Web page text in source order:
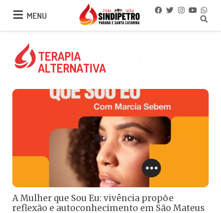
MENU
MENU
TERAPIA
ALTERNATIVA
A Mulher que Sou Eu: vivência propõe
reflexão e autoconhecimento em São Mateus